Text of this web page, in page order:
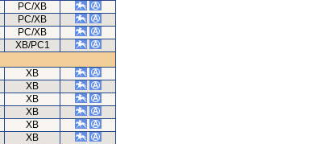
PC/XB
PC/XB
PC/XB
XB/PC1
XB
XB
XB
XB
XB
XB